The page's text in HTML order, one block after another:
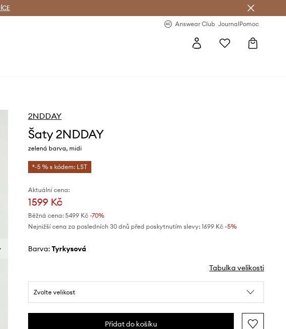
Answear Club JournalPomoc
2NDDAY
Šaty 2NDDAY
zelená barva, midi
*-5 % s kódem: LST
Aktuální cena:
1599 Kč
Běžná cena: 5499 Kč-70%
Nejnižší cena za posledních 30 dnů před poskytnutím slevy: 1699 Kč -5%
Barva: tyrkysová
Tabulka velikosti
Zvolte velikost
Přidat do košíku